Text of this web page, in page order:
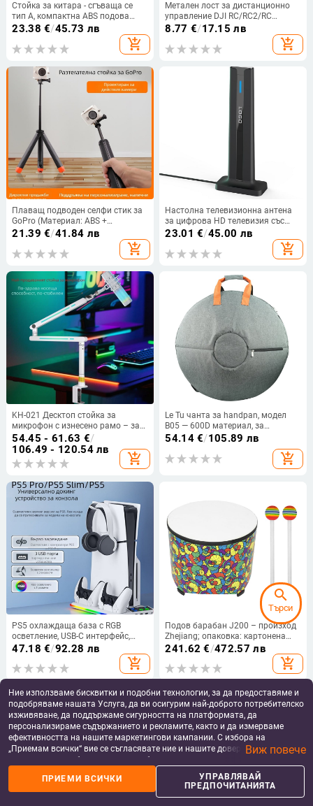
Стойка за китара - сгъваща се
тип A, компактна ABS подова
стойка (модел SG-01)
23.38 €/45.73 лв
add_shopping_cart
Метален лост за дистанционно
управление DJI RC/RC2/RC
Pro/RC N1/N2, LKTOP YG-LKT,
8.77 €/17.15 лв
add_shopping_cart
Плаващ подводен селфи стик за
GoPro (Материал: ABS +
алуминиева сплав;
Съвместимост: универсална;
Бранд: Nothing)
21.39 €/41.84 лв
add_shopping_cart
Настолна телевизионна антена
за цифрова HD телевизия със
USB усилвател за по-широк
23.01 €/45.00 лв
add_shopping_cart
KH-021 Десктоп стойка за
микрофон с изнесено рамо – за
лайв предаване и запис
54.45 - 61.63 €/
106.49 - 120.54 лв
add_shopping_cart
Le Tu чанта за handpan, модел
B05 — 600D материал, за
етнически ударни аксесоари,
54.14€/105.89 лв
add_shopping_cart
PS5 охлаждаща база с RGB
осветление, USB-C интерфейс,
държач за слушалки и док за
съвместима с PS5, PS5 Slim и PS5
Pro
47.18 €/92.28 лв
add_shopping_cart
Подов барабан J200 – произход
Zhejiang; опаковка: картонена
кутия; подходящ за музикални
движения
241.62 €/472.57 лв
add_shopping_cart
Ние използваме бисквитки и подобни технологии, за да предоставяме и
подобряваме нашата Услуга, да ви осигурим най-доброто потребителско
изживяване, да поддържаме сигурността на платформата, да
персонализираме съдържанието и рекламите, както и да измерваме
ефективността на нашите маркетингови кампании. С избора на
„Приемам всички“ вие се съгласявате ние и нашите доверени партньори
да съхраняваме бисквитки и подобни технологии на вашето устройство
за рекламни и аналитични цели. Можете по всяко време да управлявате
своите предпочитания, като натиснете „Управлявай предпочитанията“.
За повече информация, моля, вижте нашата
Виж повече
ПРИЕМИ ВСИЧКИ
УПРАВЛЯВАЙ
ПРЕДПОЧИТАНИЯТА
search
Търси